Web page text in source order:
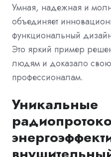
Умная, надежная и
объединяет
функциональный
Это яркий пример
людям и доказало
профессионалам.
Уникальные